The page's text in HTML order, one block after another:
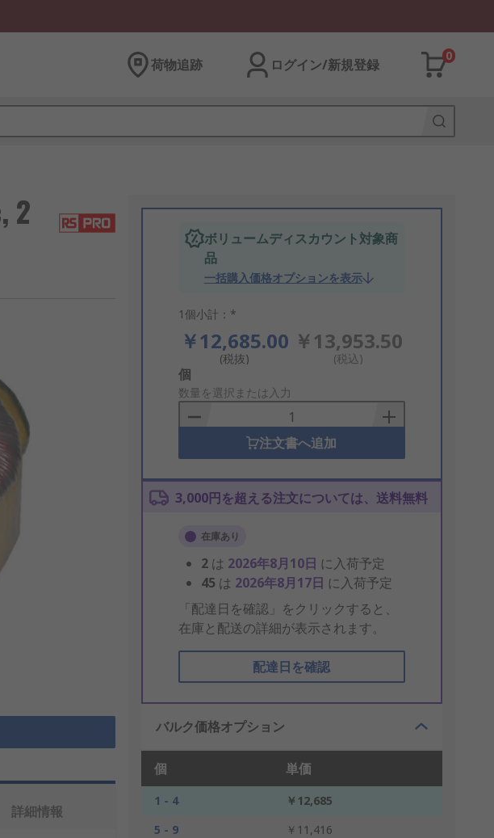
荷物追跡 ログイン/新規登録
0
2
ボリュームディスカウント対象商
品
一括購入価格オプションを表示
1個小計：*
￥12,685.00
(税抜)
￥13,953.50
(税込)
Add
to
Basket
個
数量を選択または入力
注文書へ追加
3,000円を超える注文については、送料無料
在庫あり
2 は 2026年8月10日 に入荷予定
45 は 2026年8月17日 に入荷予定
「配達日を確認」をクリックすると、
在庫と配送の詳細が表示されます。
配達日を確認
バルク価格オプション
個 単価
1 - 4
￥12,685
5 - 9
￥11,416
詳細情報